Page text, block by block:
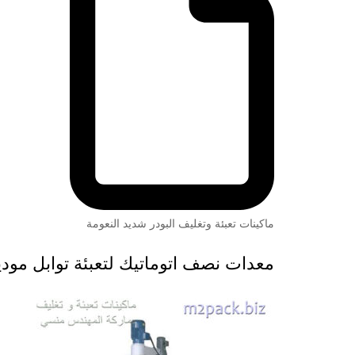
ماكينات تعبئة وتغليف البودر شديد النعومة
معدات نصف اتوماتيك لتعبئة توابل موديل 951 ماركة